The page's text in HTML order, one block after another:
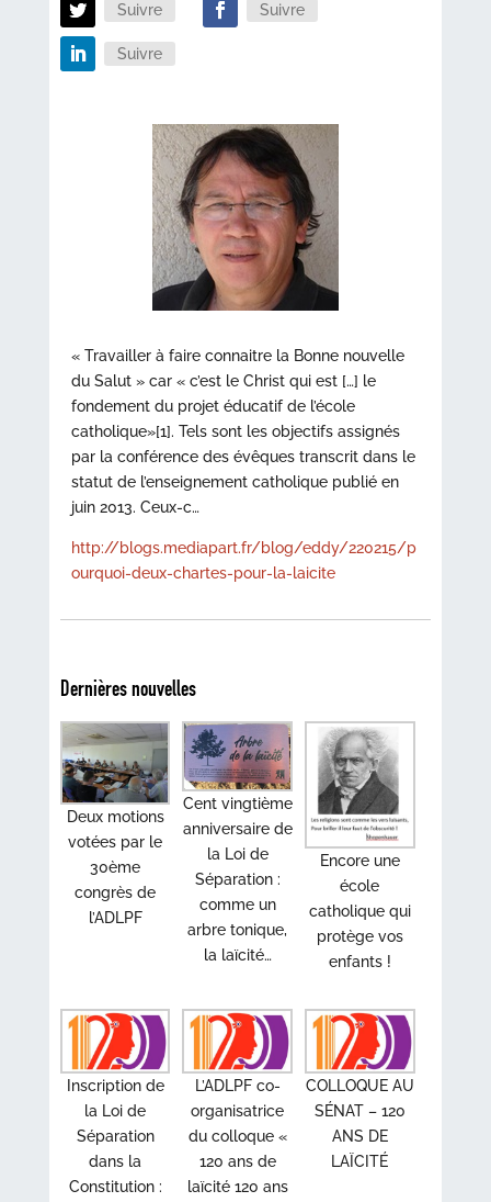
Suivre Suivre
Suivre
« Travailler à faire connaitre la Bonne nouvelle
du Salut » car « c’est le Christ qui est […] le
fondement du projet éducatif de l’école
catholique»[1]. Tels sont les objectifs assignés
par la conférence des évêques transcrit dans le
statut de l’enseignement catholique publié en
juin 2013. Ceux-c…
http://blogs.mediapart.fr/blog/eddy/220215/p
ourquoi-deux-chartes-pour-la-laicite
Dernières nouvelles
Deux motions
votées par le
30ème
congrès de
l’ADLPF
Cent vingtième
anniversaire de
la Loi de
Séparation :
comme un
arbre tonique,
la laïcité…
Encore une
école
catholique qui
protège vos
enfants !
Inscription de
la Loi de
Séparation
dans la
Constitution :
L’ADLPF co-
organisatrice
du colloque «
120 ans de
laïcité 120 ans
COLLOQUE AU
SÉNAT – 120
ANS DE
LAÏCITÉ